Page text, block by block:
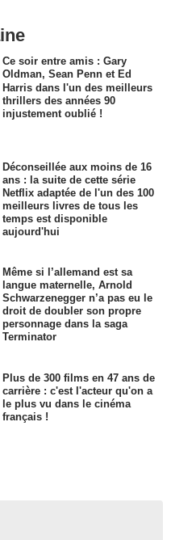
Ce soir entre amis : Gary
Oldman, Sean Penn et Ed
Harris dans l'un des meilleurs
thrillers des années 90
injustement oublié !
Déconseillée aux moins de 16
ans : la suite de cette série
Netflix adaptée de l'un des 100
meilleurs livres de tous les
temps est disponible
aujourd'hui
Même si l’allemand est sa
langue maternelle, Arnold
Schwarzenegger n’a pas eu le
droit de doubler son propre
personnage dans la saga
Terminator
Plus de 300 films en 47 ans de
carrière : c'est l'acteur qu'on a
le plus vu dans le cinéma
français !